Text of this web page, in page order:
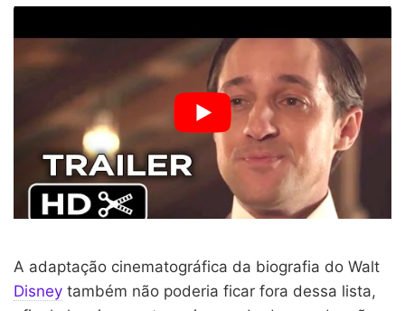
A adaptação cinematográfica da biografia do Walt
Disney também não poderia ficar fora dessa lista,